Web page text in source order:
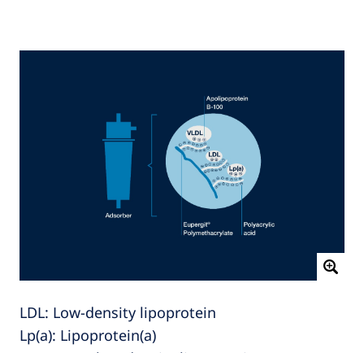
LDL: Low‑density lipoprotein
Lp(a): Lipoprotein(a)